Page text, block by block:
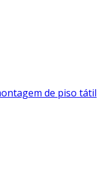
de piso tátil